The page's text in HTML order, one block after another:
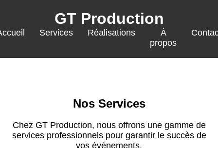
GT Production
Services Réalisations
À
propos
Nos Services
Chez GT Production, nous offrons une gamme de
services professionnels pour garantir le succès de
vos événements.